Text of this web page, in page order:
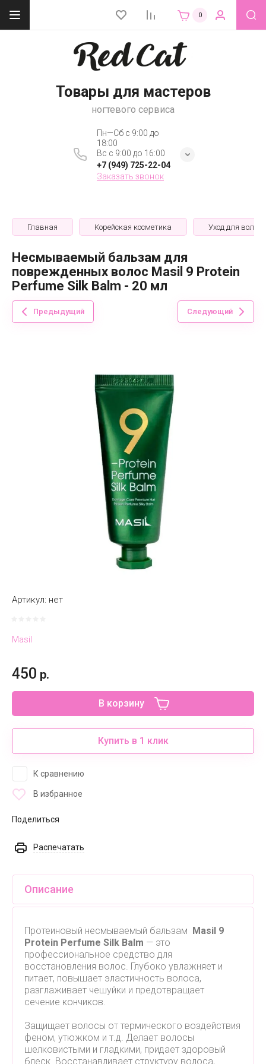
0
Товары для мастеров
ногтевого сервиса
Пн—Сб с 9:00 до
18:00
Вс с 9:00 до 16:00
+7 (949) 725-22-04
Заказать звонок
Главная Корейская косметика Уход для волос
Несмываемый бальзам для
поврежденных волос Masil 9 Protein
Perfume Silk Balm - 20 мл
Предыдущий Следующий
Артикул: нет
Masil
450 р.
В корзину
Купить в 1 клик
К сравнению
В избранное
Поделиться
Распечатать
Описание
Протеиновый несмываемый бальзам Masil 9
Protein Perfume Silk Balm — это
профессиональное средство для
восстановления волос. Глубоко увлажняет и
питает, повышает эластичность волоса,
разглаживает чешуйки и предотвращает
сечение кончиков.
Защищает волосы от термического воздействия
феном, утюжком и т.д. Делает волосы
шелковистыми и гладкими, придает здоровый
блеск. Восстанавливает структуру волоса,